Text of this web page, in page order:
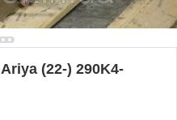
(22-) 290K4-